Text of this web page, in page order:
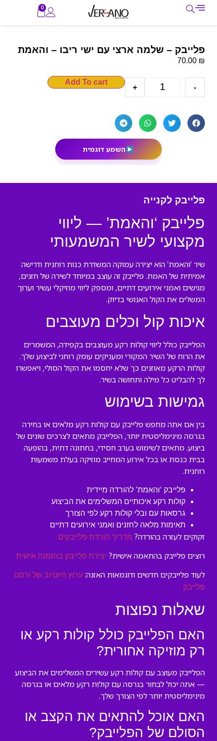
0
פלייבק – שלמה ארצי עם ישי ריבו – והאמת
70.00 ₪
-
+
Add To cart
השמע דוגמית
פלייבק לקנייה
פלייבק ‘והאמת’ — ליווי
מקצועי לשיר המשמעותי
שיר ‘והאמת’ הוא יצירה עמוקה המשדרת כנות רוחנית ודרישה
אמיתית של האמת. פלייבק זה עוצב במיוחד לשירה של חזנים,
מגישים ואמני אירועים דתיים, ומספק ליווי מוזיקלי עשיר וערוך
המשלים את הקול האנושי בדיוק.
איכות קול וכלים מעוצבים
הפלייבק כולל ליווי קולות רקע מעוצבים בקפידה, המשמרים
את הרוח של השיר המקורי ומעניקים עומק רוחני לביצוע שלך.
קולות הרקע מאוזנים כך שלא יחסמו את הקול הסולי, ויאפשרו
לך להבליט כל מילה ותחושה בשיר.
גמישות בשימוש
בין אם אתה מחפש פלייבק עם קולות רקע מלאים או בחירה
בגרסה מינימליסטית יותר, הפלייבק מתאים לצרכים שונים של
ביצוע. מתאים לשימוש בערב חסידי, בחתונה דתית, בהופעה
בבית כנסת או בכל אירוע המחייב מוזיקה בעלת משמעות
רוחנית.
פלייבק ‘והאמת’ להורדה מיידית
קולות רקע איכותיים המשלימים את הביצוע
גרסאות עם ובלי קולות רקע לפי הצורך
תאימות מלאה לחזנים ואמני אירועים דתיים
זקוקים לעזרה בהורדה? מדריך הורדת פלייבקים
רוצים פלייבק בהתאמה אישית? יצירת פלייבק בהזמנה אישית
לעוד פלייבקים חדשים ודוגמאות האזנה: ערוץ היוטיוב של ורסנו
פלייבק
שאלות נפוצות
האם הפלייבק כולל קולות רקע או
רק מוזיקה אחורית?
הפלייבק מעוצב עם קולות רקע עשירים המשלימים את הביצוע
— אתה יכול לבחור בגרסה עם קולות רקע מלאים או בגרסה
מינימליסטית יותר לפי הצורך שלך.
האם אוכל להתאים את הקצב או
הסולם של הפלייבק?